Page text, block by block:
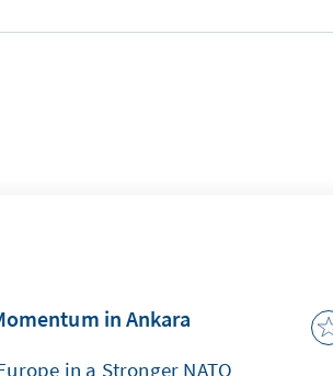
in Ankara
in a Stronger NATO